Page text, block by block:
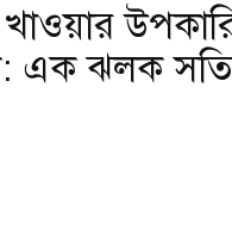
এক ঝলক